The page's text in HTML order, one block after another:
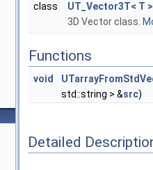
class
UT_Vector3T< T >
3D Vector class.
Functions
void
std::string > &src)
Detailed